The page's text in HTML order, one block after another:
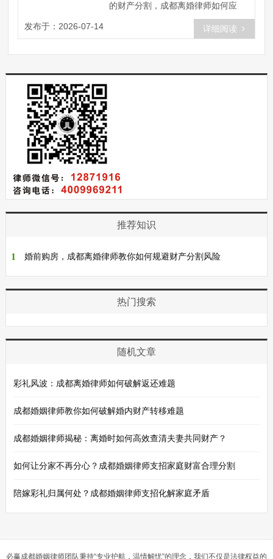
的财产分割，成都离婚律师如何应
对？本文将为你揭秘再婚家庭财产分
发布于：2026-07-14 详细阅读
推荐知识
1 婚前购房，成都离婚律师教你如何规避财产分割风险
热门搜索
随机文章
彩礼风波：成都离婚律师如何破解返还难题
成都婚姻律师教你如何破解婚内财产转移难题
成都婚姻律师揭秘：离婚时如何高效查清夫妻共同财产？
如何让分家不再分心？成都婚姻律师支招家庭财富合理分割
陪嫁彩礼归属何处？成都婚姻律师支招化解家庭矛盾
必赢成都婚姻律师团队秉持“专业护航，温情解忧”的理念，我们不仅是法律权益的